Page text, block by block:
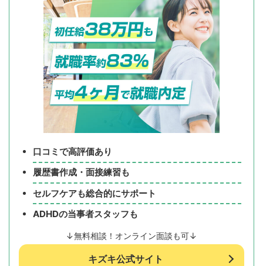
口コミで高評価あり
履歴書作成・面接練習も
セルフケアも総合的にサポート
ADHDの当事者スタッフも
↓無料相談！オンライン面談も可↓
キズキ公式サイト